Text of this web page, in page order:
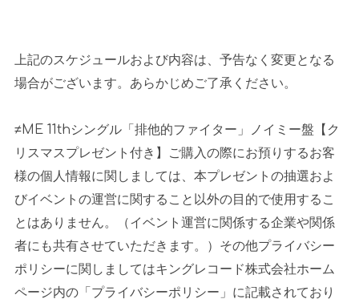
上記のスケジュールおよび内容は、予告なく変更となる
場合がございます。あらかじめご了承ください。
≠ME 11thシングル「排他的ファイター」ノイミー盤【ク
リスマスプレゼント付き】ご購入の際にお預りするお客
様の個人情報に関しましては、本プレゼントの抽選およ
びイベントの運営に関すること以外の目的で使用するこ
とはありません。（イベント運営に関係する企業や関係
者にも共有させていただきます。）その他プライバシー
ポリシーに関しましてはキングレコード株式会社ホーム
ページ内の「プライバシーポリシー」に記載されており